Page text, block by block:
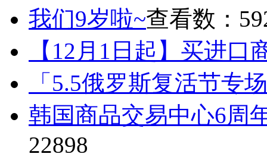
我们9岁啦~查看数：
【12月1日起】买进口
「5.5俄罗斯复活节专
韩国商品交易中心6周
22898